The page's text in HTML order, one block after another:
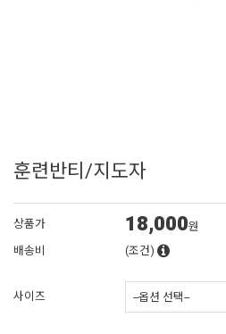
훈련반티/지도자
상품가 18,000원
배송비
(조건)
사이즈